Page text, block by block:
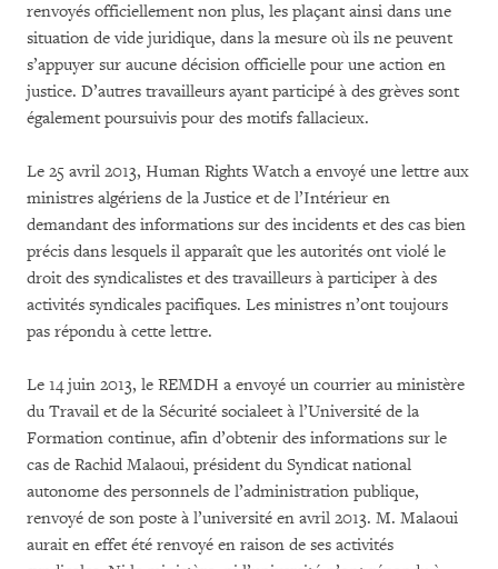
renvoyés officiellement non plus, les plaçant ainsi dans une
situation de vide juridique, dans la mesure où ils ne peuvent
s’appuyer sur aucune décision officielle pour une action en
justice. D’autres travailleurs ayant participé à des grèves sont
également poursuivis pour des motifs fallacieux.
Le 25 avril 2013, Human Rights Watch a envoyé une lettre aux
ministres algériens de la Justice et de l’Intérieur en
demandant des informations sur des incidents et des cas bien
précis dans lesquels il apparaît que les autorités ont violé le
droit des syndicalistes et des travailleurs à participer à des
activités syndicales pacifiques. Les ministres n’ont toujours
pas répondu à cette lettre.
Le 14 juin 2013, le REMDH a envoyé un courrier au ministère
du Travail et de la Sécurité socialeet à l’Université de la
Formation continue, afin d’obtenir des informations sur le
cas de Rachid Malaoui, président du Syndicat national
autonome des personnels de l’administration publique,
renvoyé de son poste à l’université en avril 2013. M. Malaoui
aurait en effet été renvoyé en raison de ses activités